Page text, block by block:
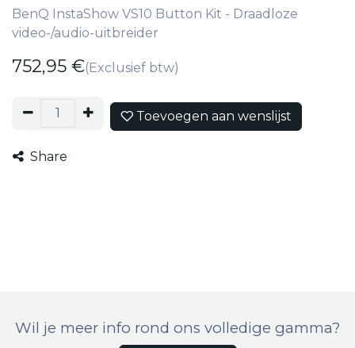
BenQ InstaShow VS10 Button Kit - Draadloze
video-/audio-uitbreider
752,95 €(Exclusief btw)
Toevoegen aan wenslijst
Share
Wil je meer info rond ons volledige gamma?